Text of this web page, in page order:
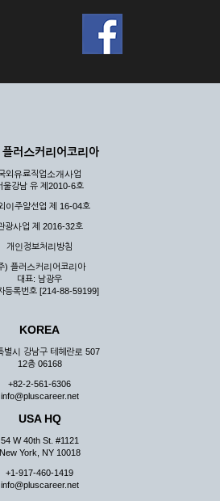
러스커리어코리아
외유료직업소개사업
울강남 유 제2010-6호
이주알선업 제 16-04호
광사업 제 2016-32호
개인정보처리방침
) 플러스커리어코리아
대표: 남광우
등록번호 [214-88-59199]
KOREA
별시 강남구 테헤란로 507
12층 06168
+82-2-561-6306
info@pluscareer.net
USA HQ
54 W 40th St. #1121
New York, NY 10018
+1-917-460-1419
info@pluscareer.net